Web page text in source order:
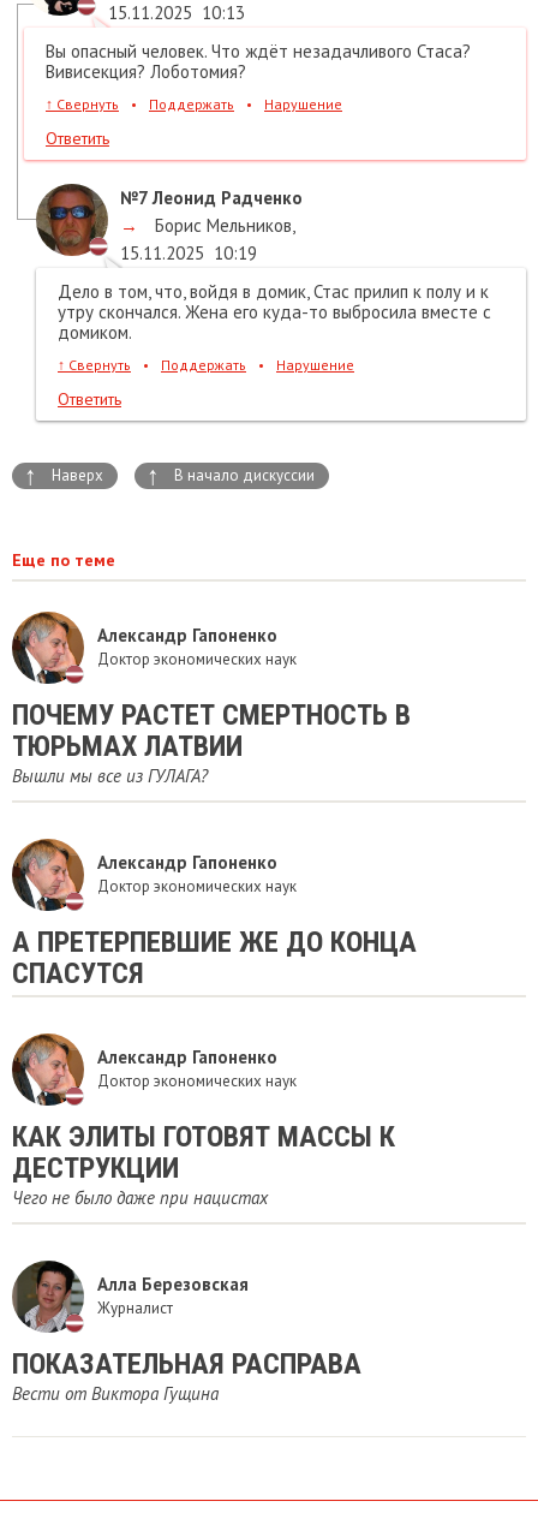
15.11.2025 10:13
Вы опасный человек. Что ждёт незадачливого Стаса?
Вивисекция? Лоботомия?
↑ Свернуть • Поддержать • Нарушение
Ответить
№7Леонид Радченко
→
Борис Мельников,
15.11.2025 10:19
Дело в том, что, войдя в домик, Стас прилип к полу и к
утру скончался. Жена его куда-то выбросила вместе с
домиком.
↑ Свернуть • Поддержать • Нарушение
Ответить
↑ Наверх ↑ В начало дискуссии
Еще по теме
Александр Гапоненко
Доктор экономических наук
ПОЧЕМУ РАСТЕТ СМЕРТНОСТЬ В
ТЮРЬМАХ ЛАТВИИ
Вышли мы все из ГУЛАГА?
Александр Гапоненко
Доктор экономических наук
А ПРЕТЕРПЕВШИЕ ЖЕ ДО КОНЦА
СПАСУТСЯ
Александр Гапоненко
Доктор экономических наук
КАК ЭЛИТЫ ГОТОВЯТ МАССЫ К
ДЕСТРУКЦИИ
Чего не было даже при нацистах
Алла Березовская
Журналист
ПОКАЗАТЕЛЬНАЯ РАСПРАВА
Вести от Виктора Гущина